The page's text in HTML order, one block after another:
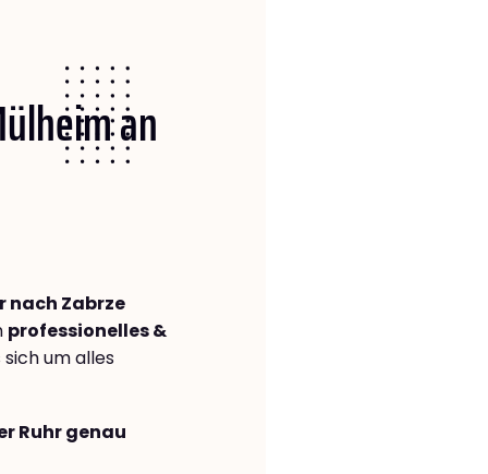
an
nach Zabrze
professionelles &
sich um alles
Ruhr genau